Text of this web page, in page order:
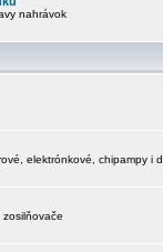
nahrávok
elektrónkové, chipampy i